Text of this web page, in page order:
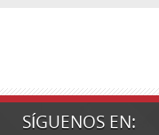
SÍGUENOS EN: